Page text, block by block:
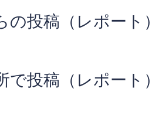
の投稿（レポート
で投稿（レポー